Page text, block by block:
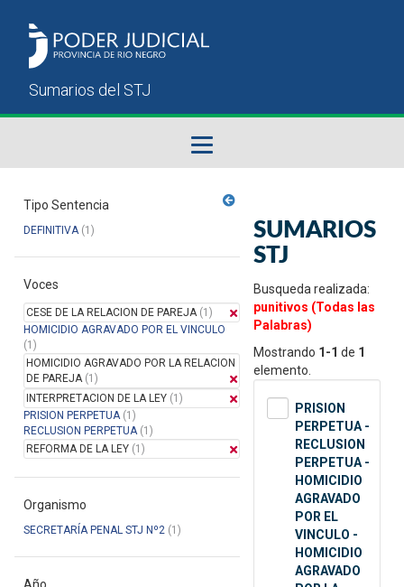
Sumarios del STJ
Manual del Usuario
Tipo Sentencia
DEFINITIVA(1)
Voces
CESE DE LA RELACION DE PAREJA(1)
HOMICIDIO AGRAVADO POR EL VINCULO
(1)
HOMICIDIO AGRAVADO POR LA RELACION
DE PAREJA(1)
INTERPRETACION DE LA LEY (1)
PRISION PERPETUA(1)
RECLUSION PERPETUA(1)
REFORMA DE LA LEY (1)
Organismo
SECRETARÍA PENAL STJ Nº2 (1)
SUMARIOS
STJ
Busqueda realizada:
punitivos (Todas las
Palabras)
Mostrando 1-1 de 1
elemento.
PRISION
PERPETUA -
RECLUSION
PERPETUA -
HOMICIDIO
AGRAVADO
POR EL
VINCULO -
HOMICIDIO
AGRAVADO